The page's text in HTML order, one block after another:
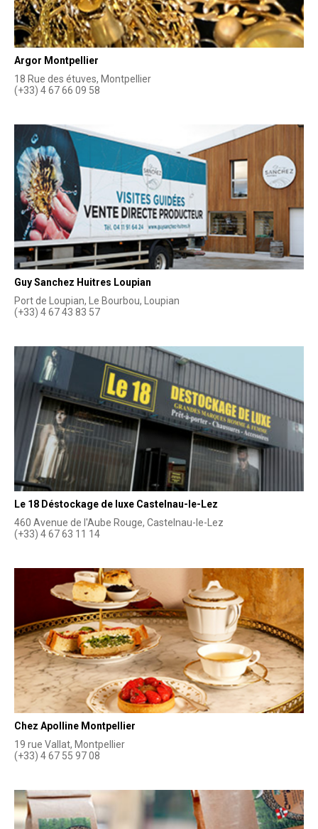
Argor Montpellier
18 Rue des étuves, Montpellier
(+33) 4 67 66 09 58
Guy Sanchez Huitres Loupian
Port de Loupian, Le Bourbou, Loupian
(+33) 4 67 43 83 57
Le 18 Déstockage de luxe Castelnau-le-Lez
460 Avenue de l'Aube Rouge, Castelnau-le-Lez
(+33) 4 67 63 11 14
Chez Apolline Montpellier
19 rue Vallat, Montpellier
(+33) 4 67 55 97 08